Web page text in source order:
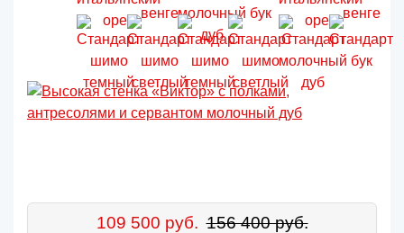
109 500 руб. 156 400 руб.